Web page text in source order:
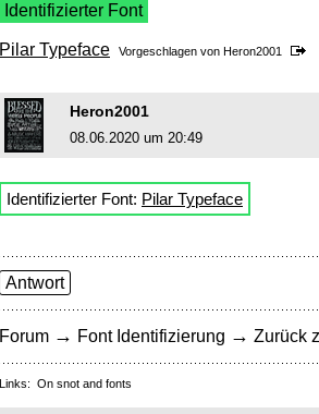
Identifizierter Font
Pilar Typeface Vorgeschlagen von Heron2001
Heron2001
08.06.2020 um 20:49
Identifizierter Font: Pilar Typeface
Antwort
Forum → Font Identifizierung → Zurück
Links: On snot and fonts